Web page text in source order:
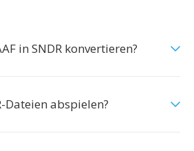
in SNDR konvertieren?
Dateien abspielen?